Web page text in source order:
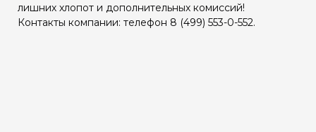
лишних хлопот и дополнительных комиссий!
Контакты компании: телефон 8 (499) 553-0-552.